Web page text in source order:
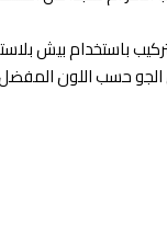
تريدها بين البلاطات وعاده ما